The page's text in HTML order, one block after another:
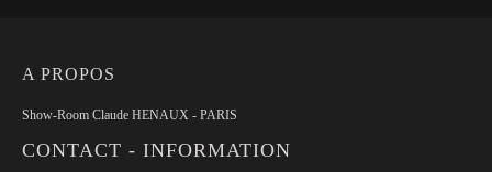
A PROPOS
Show-Room Claude HENAUX - PARIS
CONTACT - INFORMATION